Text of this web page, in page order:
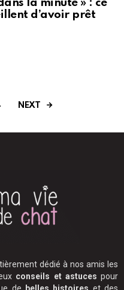
la minute » : ce
d’avoir prêt
NEXT
dédié à nos amis les
conseils et astuces pour